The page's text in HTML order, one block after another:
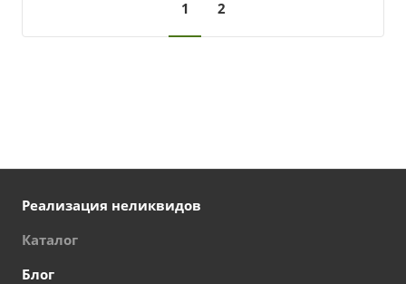
1 2
Реализация неликвидов
Каталог
Блог